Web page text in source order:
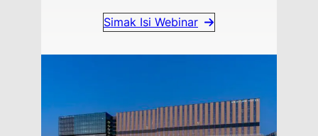
Simak Isi Webinar